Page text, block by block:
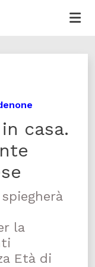
casa.
la
Età di